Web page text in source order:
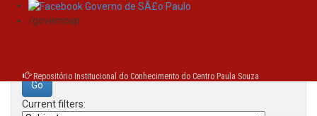
/governosp
Repositório Institucional do Conhecimento do Centro Paula Souza
Search:
Current filters: